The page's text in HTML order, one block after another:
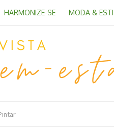
HARMONIZE-SE MODA &